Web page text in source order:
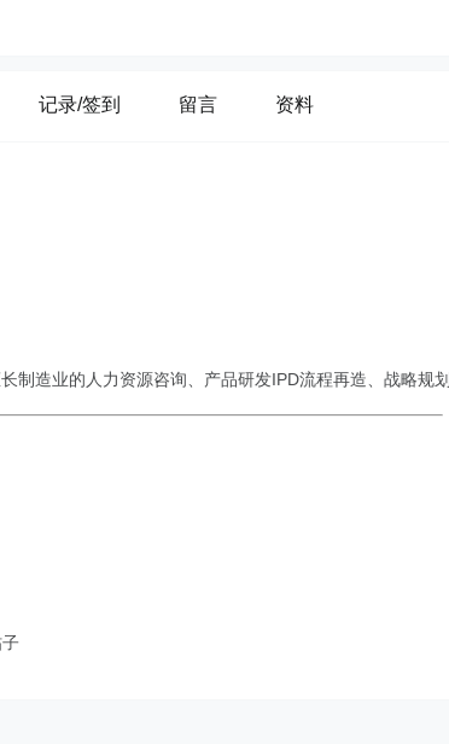
记录/签到 留言 资料
制造业的人力资源咨询、产品研发IPD流程再造、战略规划